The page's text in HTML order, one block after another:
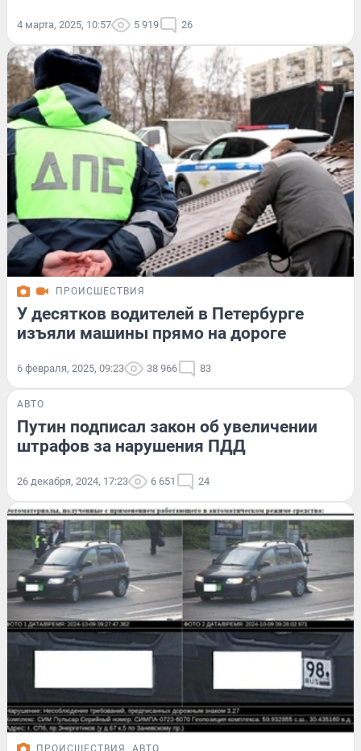
4 марта, 2025, 10:57 5 919 26
ПРОИСШЕСТВИЯ
У десятков водителей в Петербурге
изъяли машины прямо на дороге
6 февраля, 2025, 09:23 38 966 83
АВТО
Путин подписал закон об увеличении
штрафов за нарушения ПДД
26 декабря, 2024, 17:23 6 651 24
ПРОИСШЕСТВИЯ АВТО